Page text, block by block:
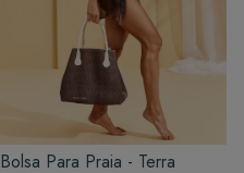
Bolsa Para Praia - Terra